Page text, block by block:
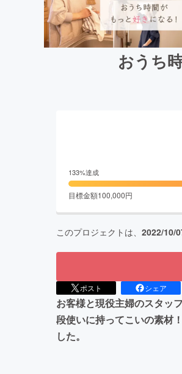
おうち
133%達成
目標金額100,000円
このプロジェクトは、 2022/10/
ポスト シェア
お客様と現役主婦のスタッ
段使いに持ってこいの素材
した。